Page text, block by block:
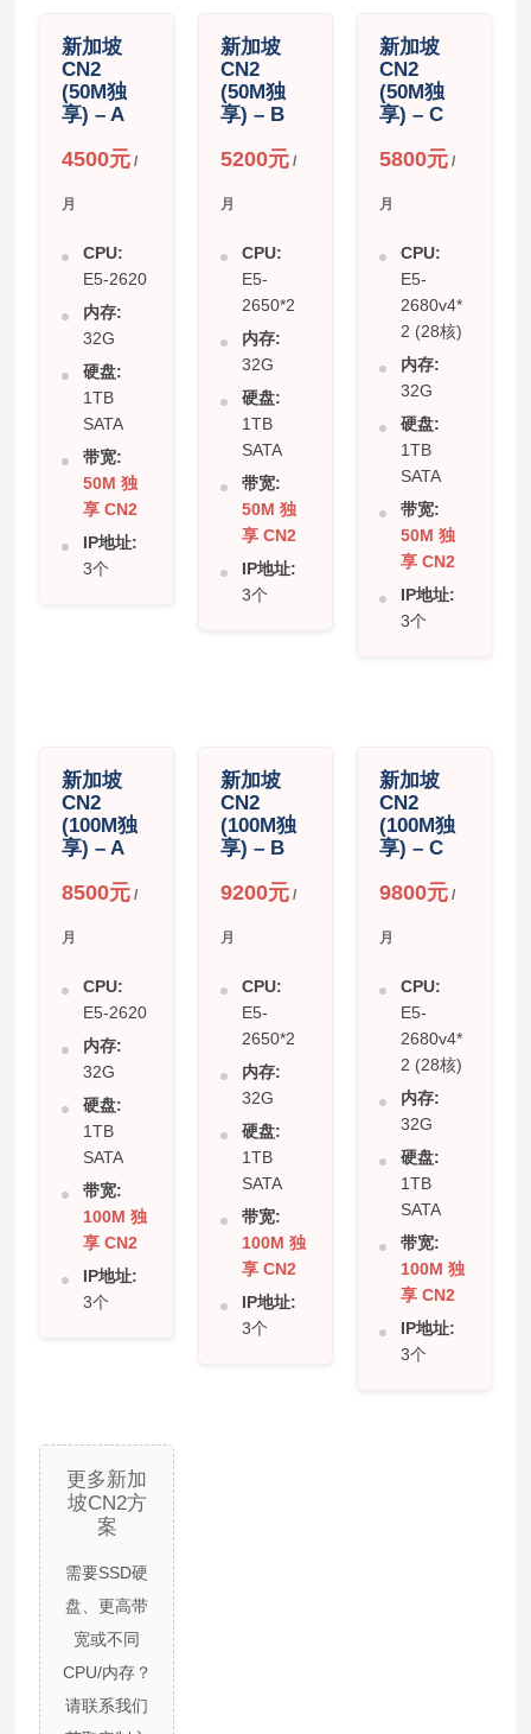
新加坡
CN2
(50M独
享) – A
4500元 /
月
CPU:
E5-2620
内存:
32G
硬盘:
1TB
SATA
带宽:
50M 独
享 CN2
IP地址:
3个
新加坡
CN2
(50M独
享) – B
5200元 /
月
CPU:
E5-
2650*2
内存:
32G
硬盘:
1TB
SATA
带宽:
50M 独
享 CN2
IP地址:
3个
新加坡
CN2
(50M独
享) – C
5800元/
月
CPU:
E5-
2680v4*
2 (28核)
内存:
32G
硬盘:
1TB
SATA
带宽:
50M 独
享 CN2
IP地址:
3个
新加坡
CN2
(100M独
享) – A
8500元 /
月
CPU:
E5-2620
内存:
32G
硬盘:
1TB
SATA
带宽:
100M 独
享 CN2
IP地址:
3个
新加坡
CN2
(100M独
享) – B
9200元 /
月
CPU:
E5-
2650*2
内存:
32G
硬盘:
1TB
SATA
带宽:
100M 独
享 CN2
IP地址:
3个
新加坡
CN2
(100M独
享) – C
9800元/
月
CPU:
E5-
2680v4*
2 (28核)
内存:
32G
硬盘:
1TB
SATA
带宽:
100M 独
享 CN2
IP地址:
3个
更多新加
坡CN2方
案
需要SSD硬
盘、更高带
宽或不同
CPU/内存？
请联系我们